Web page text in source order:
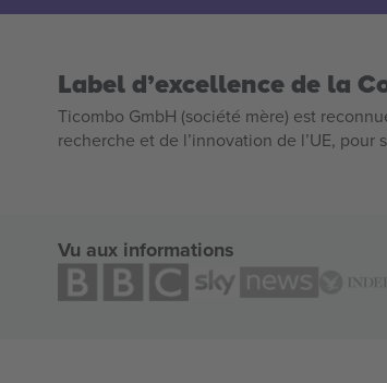
Label d’excellence de la
Ticombo GmbH (société mère) est
recherche et de l’innovation de l’UE, pour
Vu aux informations